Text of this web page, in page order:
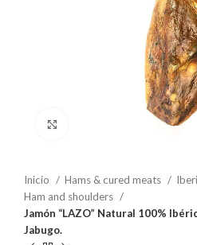
Inicio Hams & cured meats
Ham and shoulders
Jamón “LAZO” Natural 100%
Jabugo.